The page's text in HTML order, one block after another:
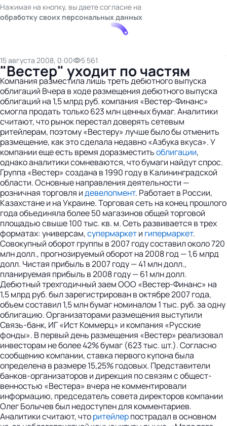
Нажимая на кнопку, вы даете согласие на
обработку своих персональных данных
15 августа 2008, 0:00 5 561
"Вестер" уходит по частям
Компания разместила лишь треть дебютного выпуска
облигаций Вчера в ходе размещения дебютного выпуска
облигаций на 1,5 млрд руб. компания «Вестер-Финанс»
смогла продать только 623 млн ценных бумаг. Аналитики
считают, что рынок перестал доверять сетевым
ритейлерам, поэтому «Вестеру» лучше было бы отменить
размещение, как это сделала недавно «Азбука вкуса». У
компании еще есть время доразместитьоблигации,
однако аналитики сомневаются, что бумаги найдут спрос.
Группа «Вестер» создана в 1990 году в Калининградской
области. Основные направления деятельности —
розничная торговля идевелопмент. Работает в России,
Казахстане и на Украине. Торговая сеть на конец прошлого
года объединяла более 50 магазинов общей торговой
площадью свыше 100 тыс. кв. м. Сеть развивается в трех
форматах: универсам,супермаркети гипермаркет.
Совокупный оборот группы в 2007 году составил около 720
млн долл., прогнозируемый оборот на 2008 год — 1,6 млрд
долл. Чистая прибыль в 2007 году — 41 млн долл.,
планируемая прибыль в 2008 году — 61 млн долл.
Дебютный трехгодичный заем ООО «Вестер-Финанс» на
1,5 млрд руб. был зарегист­рирован в октябре 2007 года,
объем составил 1,5 млн бумаг номиналом 1 тыс. руб. за одну
облигацию. Организаторами размещения выступили
Связь-банк, ИГ «Ист Коммерц» и компания «Русские
фонды». В первый день размещения «Вестер» реализовал
инвесторам не более 42% бумаг (623 тыс. шт.). Согласно
сообщению компании, ставка первого купона была
определена в размере 15,25% годовых. Представители
банков-организаторов и дирекция по связям с общест­
венностью «Вестера» вчера не комментировали
информацию, председатель совета директоров компании
Олег Болычев был недоступен для комментариев.
Аналитики считают, чторитейлерпострадал в основном